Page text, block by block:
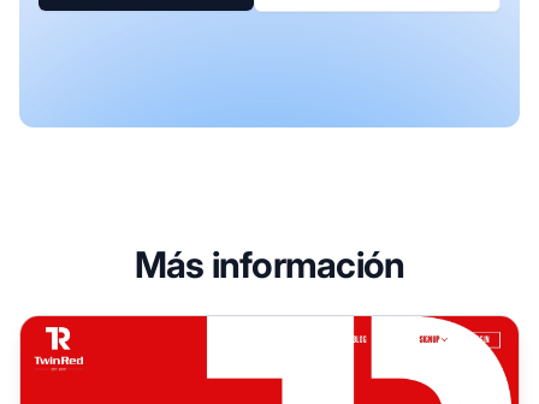
Más información
Programa de Afiliados de TwinRed